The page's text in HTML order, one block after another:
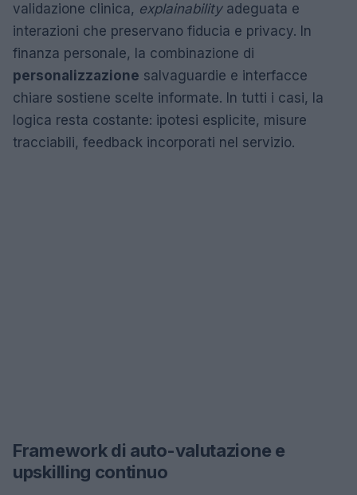
validazione clinica, explainabilityadeguata e
interazioni che preservano fiducia e privacy. In
finanza personale, la combinazione di
personalizzazione salvaguardie e interfacce
chiare sostiene scelte informate. In tutti i casi, la
logica resta costante: ipotesi esplicite, misure
tracciabili, feedback incorporati nel servizio.
Framework di auto-valutazione e
upskilling continuo